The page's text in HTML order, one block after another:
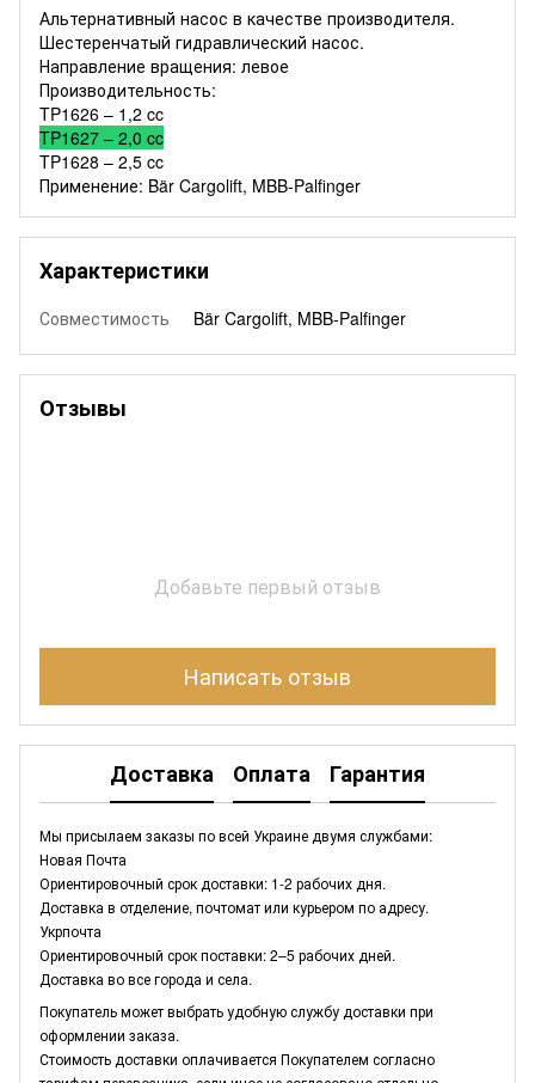
Альтернативный насос в качестве производителя.
Шестеренчатый гидравлический насос.
Направление вращения: левое
Производительность:
TP1626 – 1,2 cc
TP1627 – 2,0 cc
TP1628 – 2,5 cc
Применение: Bär Cargolift, MBB-Palfinger
Характеристики
Совместимость Bär Cargolift, MBB-Palfinger
Отзывы
Добавьте первый отзыв
Написать отзыв
Доставка Оплата Гарантия
Мы присылаем заказы по всей Украине двумя службами:
Новая Почта
Ориентировочный срок доставки: 1-2 рабочих дня.
Доставка в отделение, почтомат или курьером по адресу.
Укрпочта
Ориентировочный срок поставки: 2–5 рабочих дней.
Доставка во все города и села.
Покупатель может выбрать удобную службу доставки при
оформлении заказа.
Стоимость доставки оплачивается Покупателем согласно